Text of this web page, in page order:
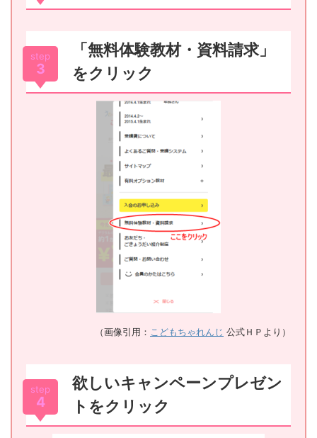
step
3
「無料体験教材・資料請求」
をクリック
（画像引用： こどもちゃれんじ 公式ＨＰより）
step
4
欲しいキャンペーンプレゼン
トをクリック